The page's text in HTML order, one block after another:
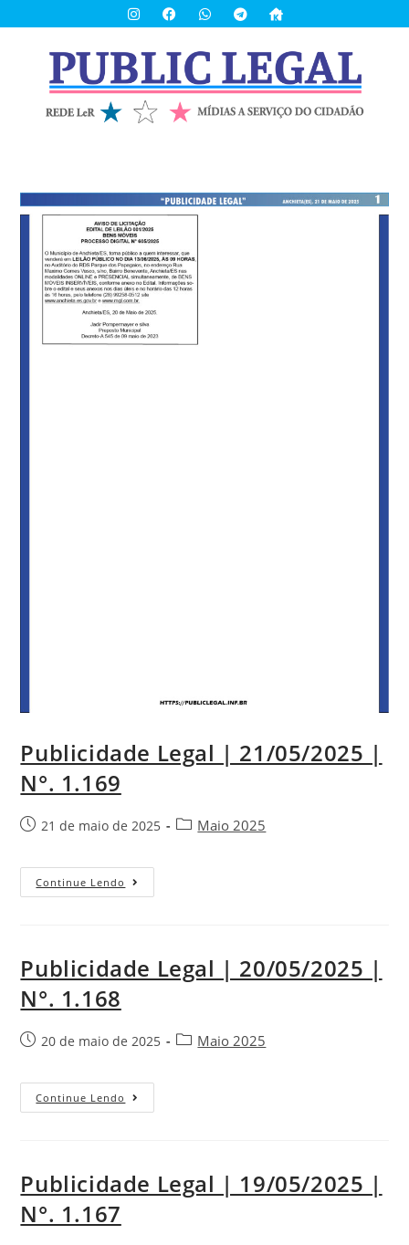
Publicidade Legal | 21/05/2025 |
N°. 1.169
21 de maio de 2025 Maio 2025
Continue Lendo
Publicidade Legal | 20/05/2025 |
N°. 1.168
20 de maio de 2025 Maio 2025
Continue Lendo
Publicidade Legal | 19/05/2025 |
N°. 1.167